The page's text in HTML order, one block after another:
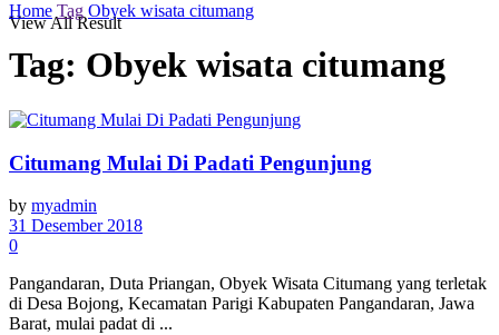
View All Result
Home Tag Obyek wisata citumang
Tag: Obyek wisata citumang
Citumang Mulai Di Padati Pengunjung
by myadmin
31 Desember 2018
0
Pangandaran, Duta Priangan, Obyek Wisata Citumang yang terletak
di Desa Bojong, Kecamatan Parigi Kabupaten Pangandaran, Jawa
Barat, mulai padat di ...